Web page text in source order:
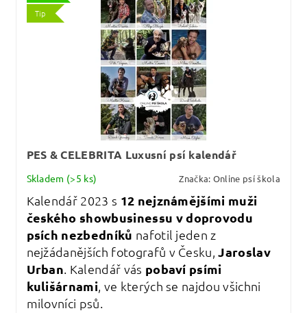
Tip
PES & CELEBRITA Luxusní psí kalendář
Skladem (>5 ks) Značka: Online psí škola
Kalendář 2023 s 12 nejznámějšími muži
českého showbusinessu v doprovodu
psích nezbedníků nafotil jeden z
nejžádanějších fotografů v Česku,Jaroslav
Urban. Kalendář vás pobaví psími
kulišárnami, ve kterých se najdou všichni
milovníci psů.